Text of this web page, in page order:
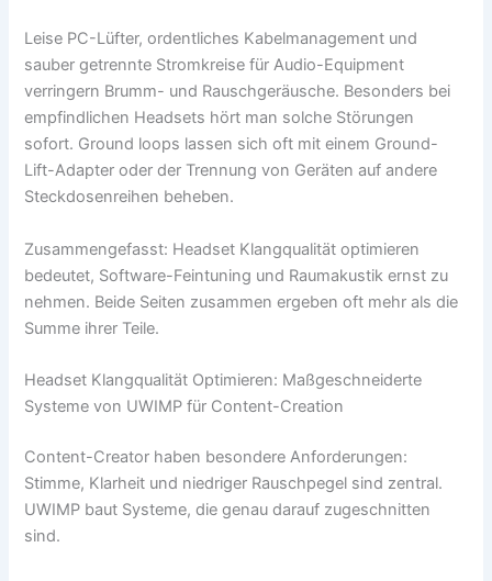
Leise PC-Lüfter, ordentliches Kabelmanagement und
sauber getrennte Stromkreise für Audio-Equipment
verringern Brumm- und Rauschgeräusche. Besonders bei
empfindlichen Headsets hört man solche Störungen
sofort. Ground loops lassen sich oft mit einem Ground-
Lift-Adapter oder der Trennung von Geräten auf andere
Steckdosenreihen beheben.
Zusammengefasst: Headset Klangqualität optimieren
bedeutet, Software-Feintuning und Raumakustik ernst zu
nehmen. Beide Seiten zusammen ergeben oft mehr als die
Summe ihrer Teile.
Headset Klangqualität Optimieren: Maßgeschneiderte
Systeme von UWIMP für Content-Creation
Content-Creator haben besondere Anforderungen:
Stimme, Klarheit und niedriger Rauschpegel sind zentral.
UWIMP baut Systeme, die genau darauf zugeschnitten
sind.